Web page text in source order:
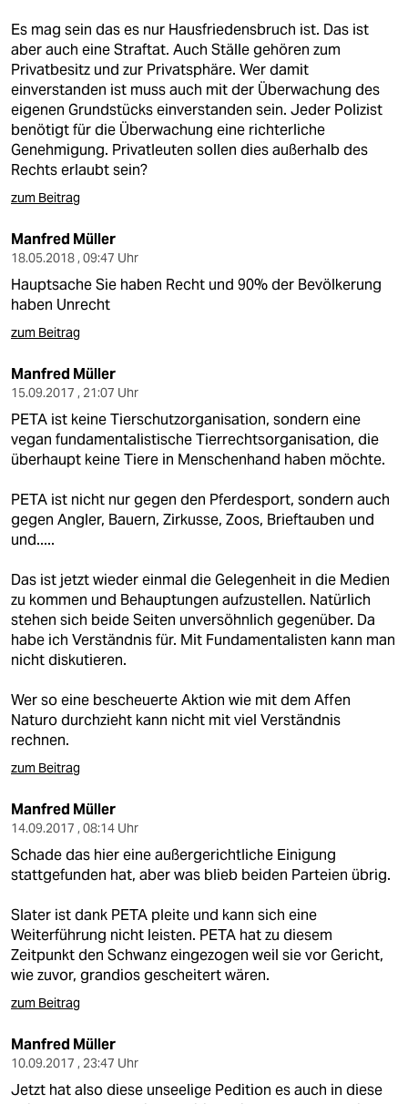
Es mag sein das es nur Hausfriedensbruch ist. Das ist
aber auch eine Straftat. Auch Ställe gehören zum
Privatbesitz und zur Privatsphäre. Wer damit
einverstanden ist muss auch mit der Überwachung des
eigenen Grundstücks einverstanden sein. Jeder Polizist
benötigt für die Überwachung eine richterliche
Genehmigung. Privatleuten sollen dies außerhalb des
Rechts erlaubt sein?
zum Beitrag
Manfred Müller
18.05.2018 , 09:47 Uhr
Hauptsache Sie haben Recht und 90% der Bevölkerung
haben Unrecht
zum Beitrag
Manfred Müller
15.09.2017 , 21:07 Uhr
PETA ist keine Tierschutzorganisation, sondern eine
vegan fundamentalistische Tierrechtsorganisation, die
überhaupt keine Tiere in Menschenhand haben möchte.
PETA ist nicht nur gegen den Pferdesport, sondern auch
gegen Angler, Bauern, Zirkusse, Zoos, Brieftauben und
und.....
Das ist jetzt wieder einmal die Gelegenheit in die Medien
zu kommen und Behauptungen aufzustellen. Natürlich
stehen sich beide Seiten unversöhnlich gegenüber. Da
habe ich Verständnis für. Mit Fundamentalisten kann man
nicht diskutieren.
Wer so eine bescheuerte Aktion wie mit dem Affen
Naturo durchzieht kann nicht mit viel Verständnis
rechnen.
zum Beitrag
Manfred Müller
14.09.2017 , 08:14 Uhr
Schade das hier eine außergerichtliche Einigung
stattgefunden hat, aber was blieb beiden Parteien übrig.
Slater ist dank PETA pleite und kann sich eine
Weiterführung nicht leisten. PETA hat zu diesem
Zeitpunkt den Schwanz eingezogen weil sie vor Gericht,
wie zuvor, grandios gescheitert wären.
zum Beitrag
Manfred Müller
10.09.2017 , 23:47 Uhr
Jetzt hat also diese unseelige Pedition es auch in diese